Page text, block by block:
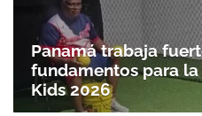
Panamá trabaja
fundamentos para la
Kids 2026